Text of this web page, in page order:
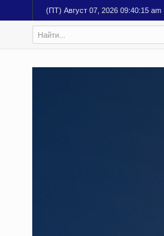
(ПТ) Август 07, 2026 09:40:16 am